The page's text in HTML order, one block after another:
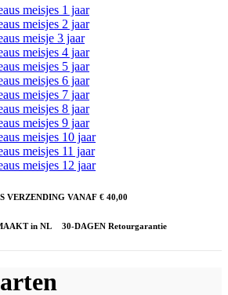
meisjes 1 jaar
meisjes 2 jaar
meisje 3 jaar
meisjes 4 jaar
meisjes 5 jaar
meisjes 6 jaar
meisjes 7 jaar
meisjes 8 jaar
meisjes 9 jaar
meisjes 10 jaar
meisjes 11 jaar
meisjes 12 jaar
VERZENDING VANAF € 40,00
in NL 30-DAGEN Retourgarantie